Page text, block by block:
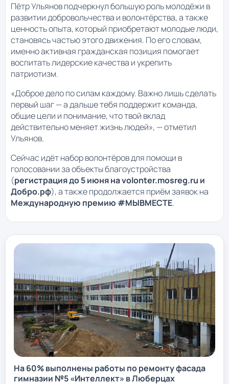
Пётр Ульянов подчеркнул большую роль молодёжи в
развитии добровольчества и волонтёрства, а также
ценность опыта, который приобретают молодые люди,
становясь частью этого движения. По его словам,
именно активная гражданская позиция помогает
воспитать лидерские качества и укрепить
патриотизм.
«Доброе дело по силам каждому. Важно лишь сделать
первый шаг — а дальше тебя поддержит команда,
общие цели и понимание, что твой вклад
действительно меняет жизнь людей», — отметил
Ульянов.
Сейчас идёт набор волонтёров для помощи в
голосовании за объекты благоустройства
(регистрация до 5 июня на volonter.mosreg.ru и
Добро.рф), а также продолжается приём заявок на
Международную премию #МЫВМЕСТЕ.
На 60% выполнены работы по ремонту фасада
гимназии №5 «Интеллект» в Люберцах